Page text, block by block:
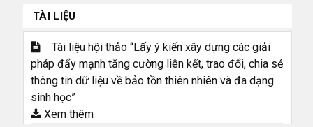
TÀI LIỆU
Tài liệu hội thảo “Lấy ý kiến xây dựng các giải
pháp đẩy mạnh tăng cường liên kết, trao đổi, chia sẻ
thông tin dữ liệu về bảo tồn thiên nhiên và đa dạng
sinh học”
Xem thêm